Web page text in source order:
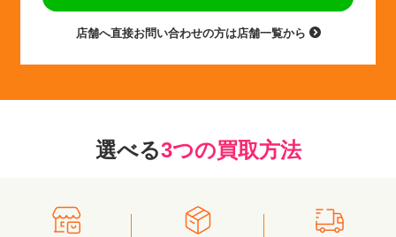
店舗へ直接お問い合わせの方は店舗一覧から
選べる3つの買取方法